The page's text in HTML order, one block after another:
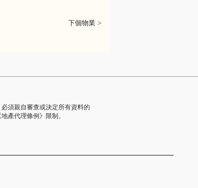
下個物業 >
須親自審查或決定所有資料的
產代理條例》限制。